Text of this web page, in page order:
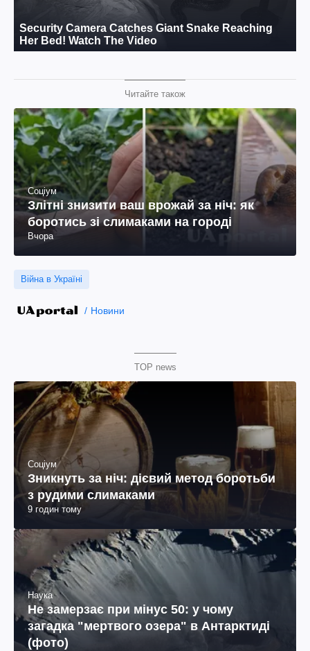
Читайте також
Соціум
Злітні знизити ваш врожай за ніч: як
боротись зі слимаками на городі
Вчора
Війна в Україні
Новини
TOP news
Соціум
Зникнуть за ніч: дієвий метод боротьби
з рудими слимаками
9 годин тому
Наука
Не замерзає при мінус 50: у чому
загадка "мертвого озера" в Антарктиді
(фото)